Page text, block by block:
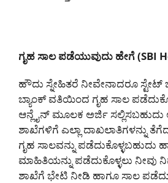
ಗೃಹ ಸಾಲ ಪಡೆಯುವುದು ಹೇಗೆ (SBI
ಹೌದು ಸ್ನೇಹಿತರೆ ನೀವೇನಾದರೂ
ಬ್ಯಾಂಕ್ ವತಿಯಿಂದ ಗೃಹ ಸಾಲ
ಆನ್ಲೈನ್ ಮೂಲಕ ಅರ್ಜಿ ಸಲ್ಲಿಸಬಹುದು
ಶಾಖೆಗಳಿಗೆ ಎಲ್ಲಾ ದಾಖಲಾತಿಗಳನ್ನು
ಗೃಹ ಸಾಲವನ್ನು ಪಡೆದುಕೊಳ್ಳಬಹುದು
ಮಾಹಿತಿಯನ್ನು ಪಡೆದುಕೊಳ್ಳಲು ನೀವು
ಶಾಖೆಗೆ ಭೇಟಿ ನೀಡಿ ಹಾಗೂ ಸಾಲ